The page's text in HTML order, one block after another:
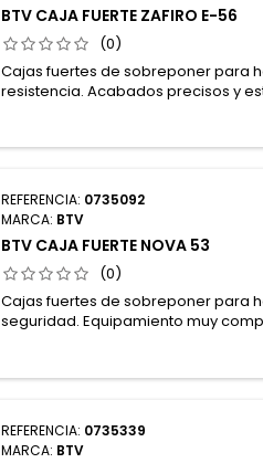
BTV CAJA FUERTE ZAFIRO E-56
(0)
Cajas fuertes de sobreponer para
resistencia. Acabados precisos y
REFERENCIA: 0735092
MARCA: BTV
BTV CAJA FUERTE NOVA 53
(0)
Cajas fuertes de sobreponer para
seguridad. Equipamiento muy
REFERENCIA: 0735339
MARCA: BTV